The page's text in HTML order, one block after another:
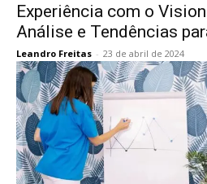
Experiência com o
Análise e Tendências
Leandro Freitas - 23 de abril de 2024